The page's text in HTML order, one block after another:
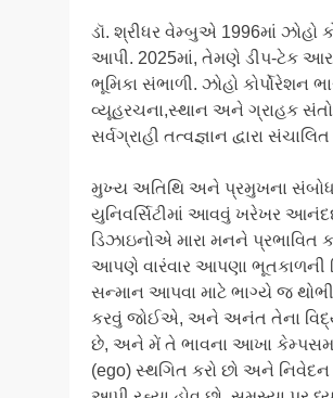
​ડૉ. શ્રીધર વેમ્બુએ 1996માં ઝોહો
આપી. 2025માં, તેમણે ડીપ-ટેક આર
ભૂમિકા સંભાળી. ઝોહો કોર્પોરેશન
વ્યૂહરચના,સ્થાન અને ગ્રાહક
સર્વગ્રાહી તત્વજ્ઞાન દ્વારા
​મુખ્ય અતિથિ અને પ્રમુખના
યુનિવર્સિટીમાં આવવું ખરેખર
ડિઝાઇનોએ મારા મનને પ્રભાવિત
આપણે વારંવાર આપણા ભૂતકાળની
સન્માન આપવા માટે ભાગ્યે જ
કરવું જોઈએ, અને અનંત તેના
છે, અને મેં તે ભાવના આખા કેમ્પસમાં
(ego) સ્થગિત કરો છો અને નિવેદન